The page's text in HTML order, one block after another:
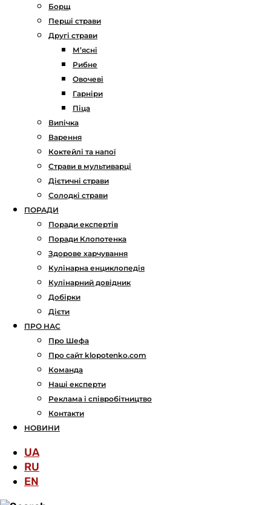
Борщ
Перші страви
Другі страви
М’ясні
Рибне
Овочеві
Гарніри
Піца
Випічка
Варення
Коктейлі та напої
Страви в мультиварці
Дієтичні страви
Солодкі страви
ПОРАДИ
Поради експертів
Поради Клопотенка
Здорове харчування
Кулінарна енциклопедія
Кулінарний довідник
Добірки
Дієти
ПРО НАС
Про Шефа
Про сайт klopotenko.com
Команда
Наші експерти
Реклама і співробітництво
Контакти
НОВИНИ
UA
RU
EN